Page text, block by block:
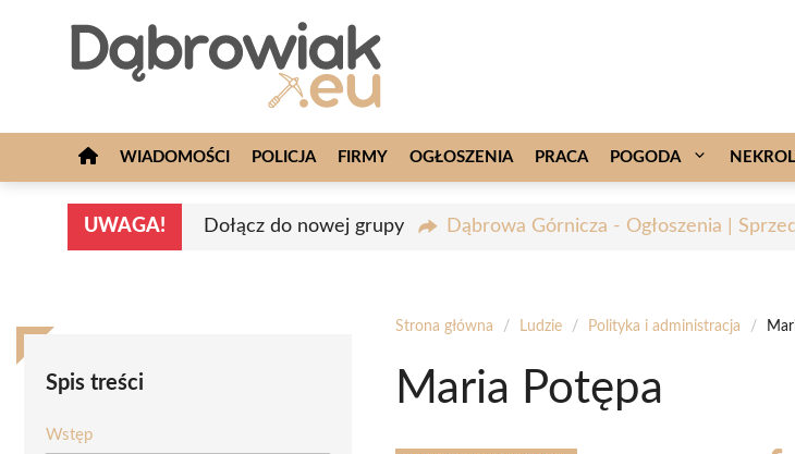
WIADOMOŚCI POLICJA FIRMY OGŁOSZENIA PRACA POGODA
UWAGA! Dołącz do nowej grupy Dąbrowa Górnicza - Ogłoszenia |
Spis treści
Wstęp
Strona główna / Ludzie / Polityka i administracja /
Maria Potępa